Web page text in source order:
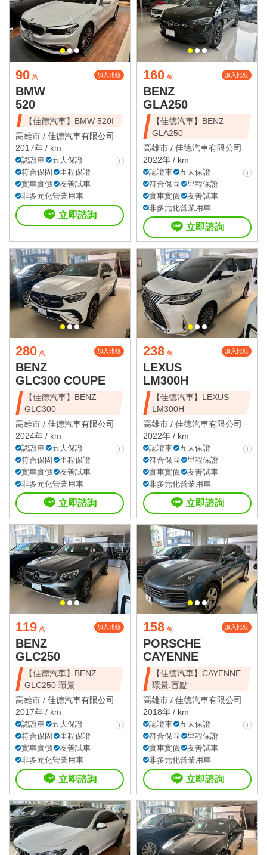
90 萬 加入比較
BMW
520
【佳德汽車】BMW 520I
高雄市 / 佳德汽車有限公司
2017年 / km
認證車
五大保證
符合保固
里程保證
實車實價
友善試車
非多元化營業用車
立即諮詢
160 萬 加入比較
BENZ
GLA250
【佳德汽車】BENZ
GLA250
高雄市 / 佳德汽車有限公司
2022年 / km
認證車
五大保證
符合保固
里程保證
實車實價
友善試車
非多元化營業用車
立即諮詢
280 萬 加入比較
BENZ
GLC300 COUPE
【佳德汽車】BENZ
GLC300
高雄市 / 佳德汽車有限公司
2024年 / km
認證車
五大保證
符合保固
里程保證
實車實價
友善試車
非多元化營業用車
立即諮詢
238 萬 加入比較
LEXUS
LM300H
【佳德汽車】LEXUS
LM300H
高雄市 / 佳德汽車有限公司
2022年 / km
認證車
五大保證
符合保固
里程保證
實車實價
友善試車
非多元化營業用車
立即諮詢
119 萬 加入比較
BENZ
GLC250
【佳德汽車】BENZ
GLC250 環景
高雄市 / 佳德汽車有限公司
2017年 / km
認證車
五大保證
符合保固
里程保證
實車實價
友善試車
非多元化營業用車
立即諮詢
158 萬 加入比較
PORSCHE
CAYENNE
【佳德汽車】CAYENNE
環景.盲點
高雄市 / 佳德汽車有限公司
2018年 / km
認證車
五大保證
符合保固
里程保證
實車實價
友善試車
非多元化營業用車
立即諮詢